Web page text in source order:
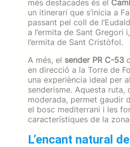
més destacades és el
un itinerari que s’inicia a
passant pel coll de
a l’ermita de Sant Gregori
l’ermita de Sant Cristòfol.
A més, el sender PR C-53
en direcció a la Torre de
una experiència ideal per
senderisme. Aquesta ruta,
moderada, permet gaudir
el bosc mediterrani i les
característiques de la
L’encant natural